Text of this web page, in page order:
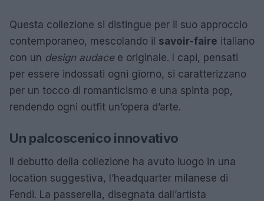
Questa collezione si distingue per il suo approccio
contemporaneo, mescolando il savoir-faire italiano
con un design audacee originale. I capi, pensati
per essere indossati ogni giorno, si caratterizzano
per un tocco di romanticismo e una spinta pop,
rendendo ogni outfit un’opera d’arte.
Un palcoscenico innovativo
Il debutto della collezione ha avuto luogo in una
location suggestiva, l’headquarter milanese di
Fendi. La passerella, disegnata dall’artista